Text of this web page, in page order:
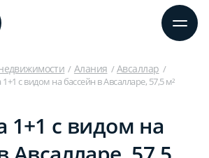
Алания
Авсаллар
с видом на бассейн в Авсалларе, 57,5 м²
1+1 с видом на